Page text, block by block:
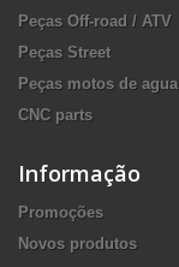
Peças Off-road / ATV
Peças Street
Peças motos de agua
CNC parts
Informação
Promoções
Novos produtos